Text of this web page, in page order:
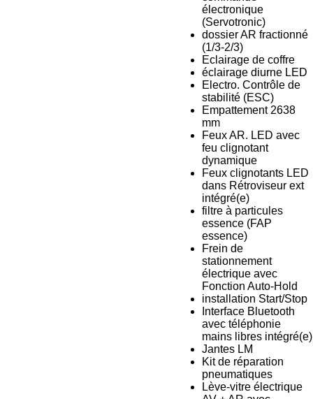
électronique
(Servotronic)
dossier AR fractionné
(1/3-2/3)
Eclairage de coffre
éclairage diurne LED
Electro. Contrôle de
stabilité (ESC)
Empattement 2638
mm
Feux AR. LED avec
feu clignotant
dynamique
Feux clignotants LED
dans Rétroviseur ext
intégré(e)
filtre à particules
essence (FAP
essence)
Frein de
stationnement
électrique avec
Fonction Auto-Hold
installation Start/Stop
Interface Bluetooth
avec téléphonie
mains libres intégré(e)
Jantes LM
Kit de réparation
pneumatiques
Lève-vitre électrique